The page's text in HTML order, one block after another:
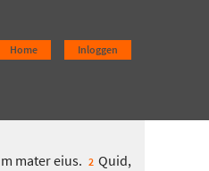
Inloggen
Home
mater eius. 2 Quid,